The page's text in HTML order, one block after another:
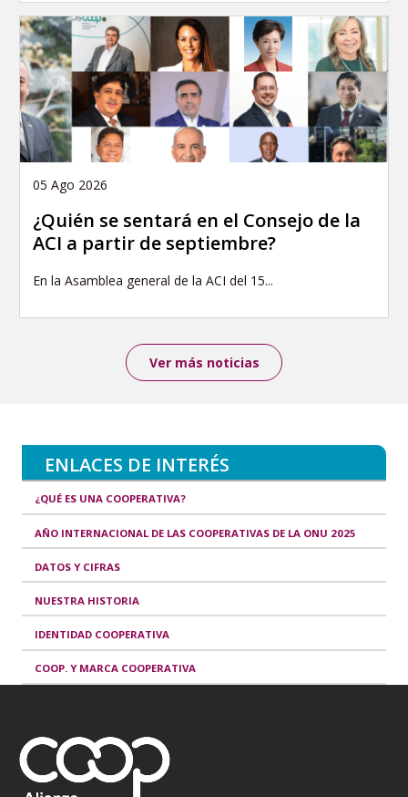
05 Ago 2026
¿Quién se sentará en el Consejo de la
ACI a partir de septiembre?
En la Asamblea general de la ACI del 15...
Ver más noticias
ENLACES DE INTERÉS
¿QUÉ ES UNA COOPERATIVA?
AÑO INTERNACIONAL DE LAS COOPERATIVAS DE LA ONU 2025
DATOS Y CIFRAS
NUESTRA HISTORIA
IDENTIDAD COOPERATIVA
COOP. Y MARCA COOPERATIVA